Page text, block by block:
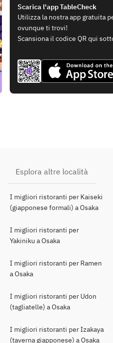
Scarica l'app TableCheck
Utilizza la nostra app gratuita
ovunque ti trovi!
Scansiona il codice QR qui
Esplora altre località
I migliori ristoranti per Kaiseki
(giapponese formali) a Osaka
I migliori ristoranti per
Yakiniku a Osaka
I migliori ristoranti per Ramen
a Osaka
I migliori ristoranti per Udon
(tagliatelle) a Osaka
I migliori ristoranti per Izakaya
(taverna giapponese) a Osaka